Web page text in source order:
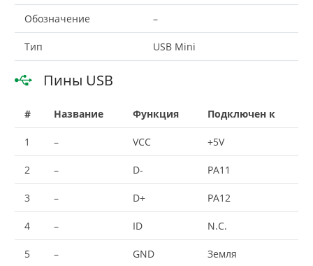
Обозначение –
Тип USB Mini
Пины USB
# Название Функция Подключен к
1 – VCC +5V
2 – D- PA11
3 – D+ PA12
4 – ID N.C.
5 – GND Земля